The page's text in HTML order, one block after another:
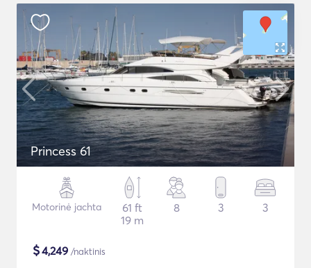
Princess 61
Motorinė jachta
61 ft
19 m
8 3 3
$4,249 /naktinis